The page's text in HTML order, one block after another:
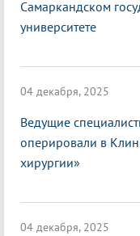
Самаркандском
университете
04 декабря, 2025
Ведущие
оперировали в
хирургии»
04 декабря, 2025